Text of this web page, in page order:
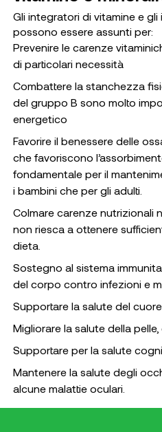
Gli integratori di vitamine e
possono essere assunti per:
Prevenire le carenze
di particolari necessità
Combattere la stanchezza
del gruppo B sono molto
energetico
Favorire il benessere delle
che favoriscono
fondamentale per il
i bambini che per gli adulti.
Colmare carenze nutrizionali
non riesca a ottenere
dieta.
Sostegno al sistema
del corpo contro infezioni e
Supportare la salute del cuore
Migliorare la salute della
Supportare per la salute
Mantenere la salute degli
alcune malattie oculari.